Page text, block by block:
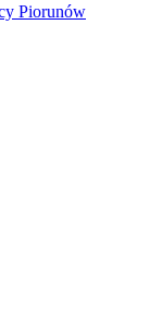
Piorunów